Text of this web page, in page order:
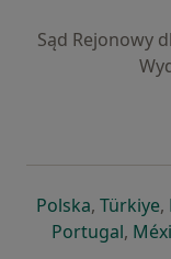
Sąd Rejonowy
Polskaotwiera
, Türkiye,
Portugal,